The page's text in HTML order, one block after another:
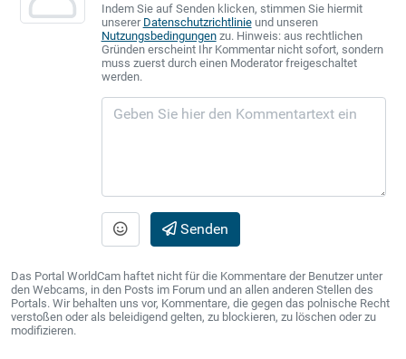
Indem Sie auf Senden klicken, stimmen Sie hiermit
unserer Datenschutzrichtlinieund unseren
Nutzungsbedingungenzu. Hinweis: aus rechtlichen
Gründen erscheint Ihr Kommentar nicht sofort, sondern
muss zuerst durch einen Moderator freigeschaltet
werden.
Senden
Das Portal WorldCam haftet nicht für die Kommentare der Benutzer unter
den Webcams, in den Posts im Forum und an allen anderen Stellen des
Portals. Wir behalten uns vor, Kommentare, die gegen das polnische Recht
verstoßen oder als beleidigend gelten, zu blockieren, zu löschen oder zu
modifizieren.